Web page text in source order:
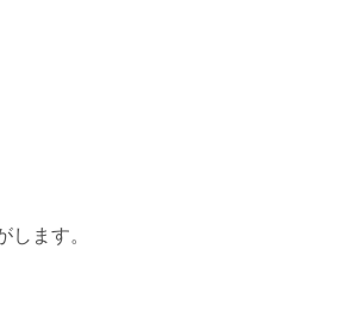
ます。